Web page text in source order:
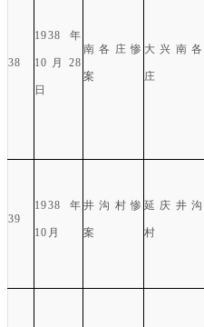
38
1938 年
10 月 28
日
南各庄惨
案
大兴南各
庄
39
1938 年
10 月
井沟村惨
案
延庆井沟
村